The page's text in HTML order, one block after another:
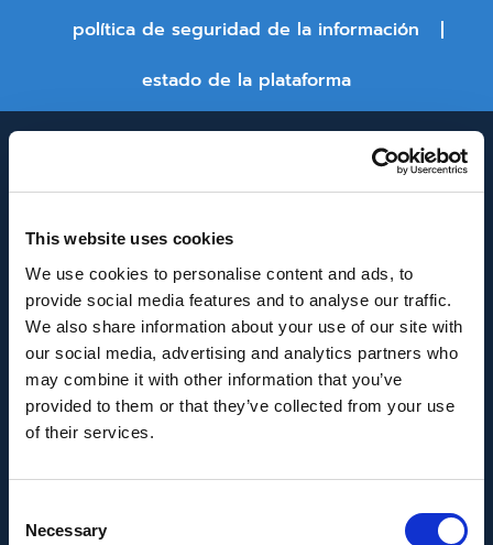
This website uses cookies
We use cookies to personalise content and ads, to
provide social media features and to analyse our traffic.
We also share information about your use of our site with
our social media, advertising and analytics partners who
may combine it with other information that you’ve
provided to them or that they’ve collected from your use
of their services.
Selection
Necessary
política de seguridad de la información
estado de la plataforma
INNOVACIÓN Y DESARROLLO DE ANDALUCÍA
IDEA
Se ha recibido un incentivo de la Agencia de
Innovación y Desarrollo de Andalucía IDEA, de la
43.802,59€, cofinanciado en un 80% por la Unión